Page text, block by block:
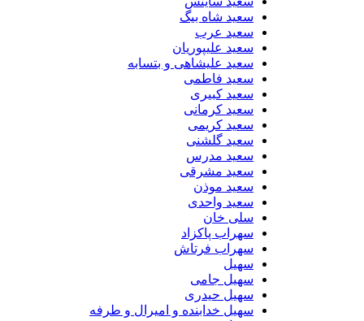
سعید شاه بیگ
سعید عرب
سعید علیپوریان
سعید علیشاهی و بتسابه
سعید فاطمی
سعید کبیری
سعید کرمانی
سعید کریمی
سعید گلشنی
سعید مدرس
سعید مشرقی
سعید موذن
سعید واحدی
سلی خان
سهراب پاکزاد
سهراب فرتاش
سهیل
سهیل جامی
سهیل حیدری
سهیل خدابنده و امیرال و طرفه